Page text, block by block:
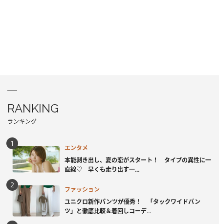
RANKING
ランキング
エンタメ
本能剥き出し、夏の恋がスタート！ タイプの異性に一
直線♡ 早くも走り出す一...
ファッション
ユニクロ新作パンツが優秀！ 「タックワイドパン
ツ」と徹底比較＆着回しコーデ...